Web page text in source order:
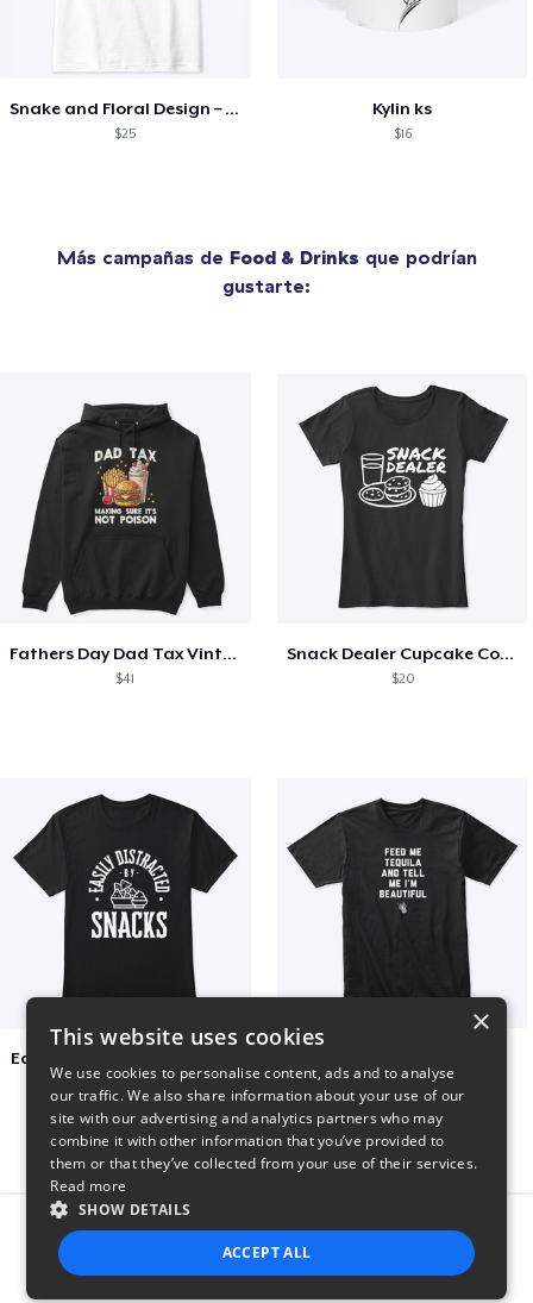
Snake and Floral Design – Unique Style
$25
Kylin ks
$16
Más campañas de Food & Drinks que podrían
gustarte:
Fathers Day Dad Tax Vintage Papa T-Shirt
$41
Snack Dealer Cupcake Cookie and Milk
$20
Easily Distracted by Snacks
$20 $30
Report this product
×
This website uses cookies
We use cookies to personalise content, ads and to analyse
our traffic. We also share information about your use of our
site with our advertising and analytics partners who may
combine it with other information that you’ve provided to
them or that they’ve collected from your use of their services.
Read more
SHOW DETAILS
ACCEPT ALL